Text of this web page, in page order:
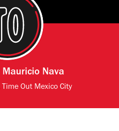
Mauricio Nava
Out Mexico City